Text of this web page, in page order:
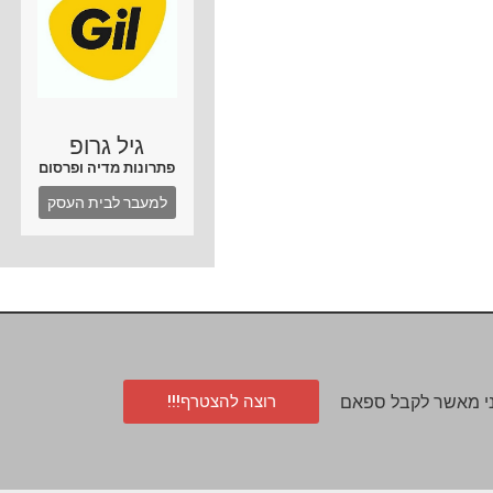
גיל גרופ
פתרונות מדיה ופרסום
למעבר לבית העסק
מאשר לקבל ספאם רוצה להצטרף!!!